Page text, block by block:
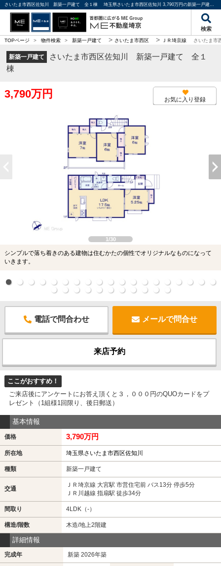
さいたま市西区佐知川 新築一戸建て 全１棟 埼玉県さいたま市西区佐知川 3,790万円の新築一戸建て｜分譲住宅や新築物件｜ME不動産埼京
検索
TOPページ > 物件検索 > 新築一戸建て > さいたま市西区 > ＪＲ埼京線 さいたま
新築一戸建て
さいたま市西区佐知川 新築一戸建て 全１
棟
3,790万円 お気に入り登録
1/30
シンプルで落ち着きのある建物は住むかたの個性でオリジナルなものになって
いきます。
電話で問合わせ メールで問合せ
来店予約
ここがおすすめ！
ご来店後にアンケートにお答え頂くと３，０００円のQUOカードをプ
レゼント（1組様1回限り、後日郵送）
基本情報
価格 3,790万円
所在地 埼玉県さいたま市西区佐知川
種類 新築一戸建て
交通
ＪＲ埼京線 大宮駅 市営住宅前 バス13分 停歩5分
ＪＲ川越線 指扇駅 徒歩34分
間取り 4LDK（-）
構造/階数 木造/地上2階建
詳細情報
完成年 新築 2026年築